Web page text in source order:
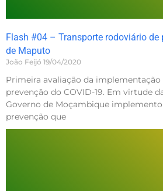
Flash #04 – Transporte rodoviário de
de Maputo
João Feijó 19/04/2020
Primeira avaliação da implementação
prevenção do COVID-19. Em virtude
Governo de Moçambique
prevenção que